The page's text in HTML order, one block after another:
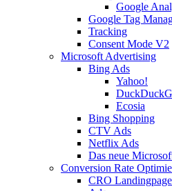
Google
Google Tag
Tracking
Consent Mode V2
Microsoft Advertising
Bing Ads
Yahoo!
Ecosia
Bing Shopping
CTV Ads
Netflix Ads
Das neue
Conversion Rate
CRO